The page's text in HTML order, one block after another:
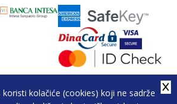
kolačiće (cookies) koji ne sadrže